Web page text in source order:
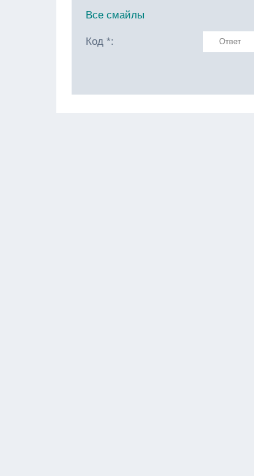
Все смайлы
Код *: